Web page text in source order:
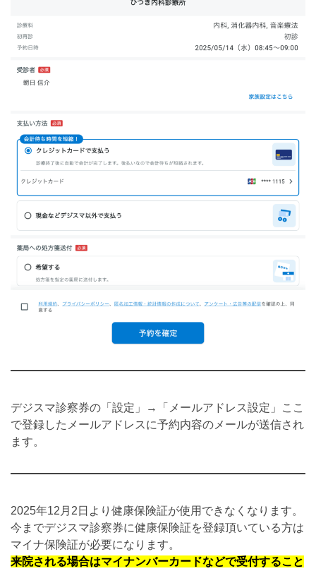
デジスマ診察券の「設定」→「メールアドレス設定」ここ
で登録したメールアドレスに予約内容のメールが送信され
ます。
2025年12月2日より健康保険証が使用できなくなります。
今までデジスマ診察券に健康保険証を登録頂いている方は
マイナ保険証が必要になります。
来院される場合はマイナンバーカードなどで受付すること